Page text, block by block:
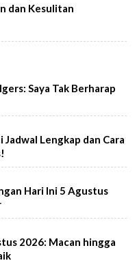
dan Kesulitan
Saya Tak Berharap
Jadwal Lengkap dan Cara
Hari Ini 5 Agustus
2026: Macan hingga